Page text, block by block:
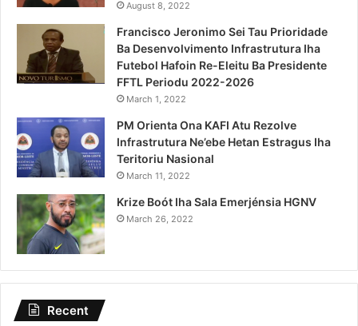
August 8, 2022
Francisco Jeronimo Sei Tau Prioridade
Ba Desenvolvimento Infrastrutura Iha
Futebol Hafoin Re-Eleitu Ba Presidente
FFTL Periodu 2022-2026
March 1, 2022
PM Orienta Ona KAFI Atu Rezolve
Infrastrutura Ne’ebe Hetan Estragus Iha
Teritoriu Nasional
March 11, 2022
Krize Boót Iha Sala Emerjénsia HGNV
March 26, 2022
Recent